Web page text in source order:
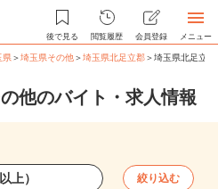
後で見る 閲覧履歴 会員登録 メニュー
県＞埼玉県その他＞埼玉県北足立郡＞埼玉県北足立
他のバイト・求人情報
絞り込む